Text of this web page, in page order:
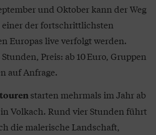
und Oktober kann der Weg
einer der fortschrittlichsten
Europas live verfolgt werden.
Preis: ab 10 Euro, Gruppen
auf Anfrage.
starten mehrmals im Jahr ab
Volkach. Rund vier Stunden führt
die malerische Landschaft,